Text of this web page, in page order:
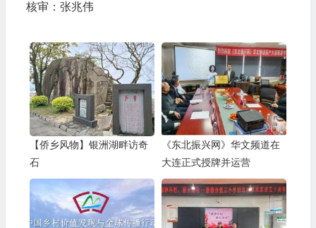
核审：张兆伟
【侨乡风物】银洲湖畔访奇
石
《东北振兴网》华文频道在
大连正式授牌并运营